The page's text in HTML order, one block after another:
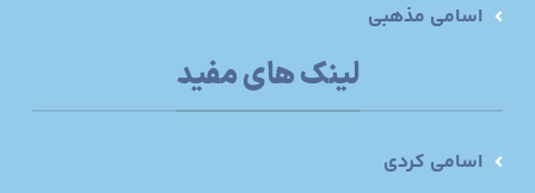
اسامی مذهبی
لینک های مفید
اسامی کردی